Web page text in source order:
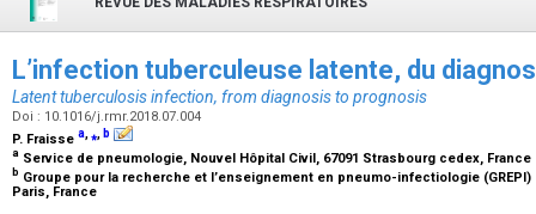
L’infection tuberculeuse latente, du
Latent tuberculosis infection, from diagnosis to prognosis
Doi : 10.1016/j.rmr.2018.07.004
P. Fraisse a,⁎, b
a Service de pneumologie, Nouvel Hôpital Civil, 67091 Strasbourg cedex, France
b Groupe pour la recherche et l’enseignement en pneumo-infectiologie (GREPI)
Paris, France